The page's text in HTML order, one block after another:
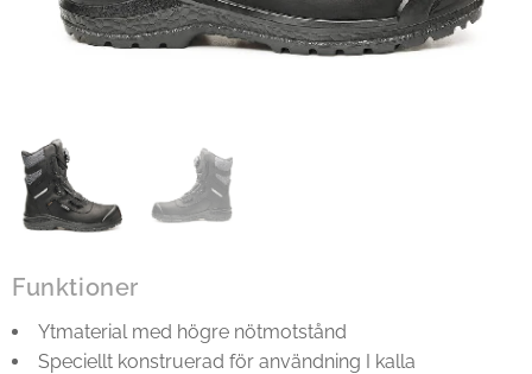
Funktioner
Ytmaterial med högre nötmotstånd
Speciellt konstruerad för användning I kalla